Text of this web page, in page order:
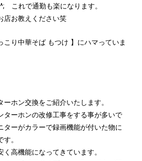
これで通勤も楽になります。
店お教えください笑
こり中華そば もつけ 】にハマっていま
ホン交換をご紹介いたします。
ターホンの改修工事をする事が多いで
ターがカラーで録画機能が付いた物に
。
高機能になってきています。